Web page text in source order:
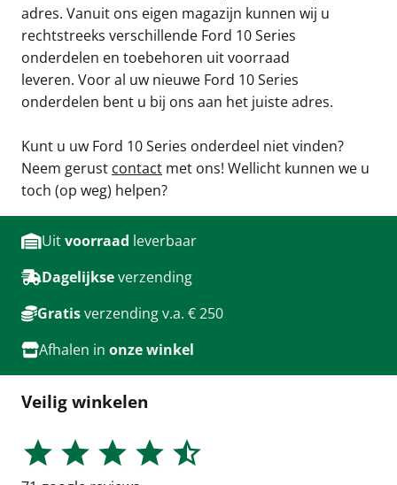
adres. Vanuit ons eigen magazijn kunnen wij u
rechtstreeks verschillende Ford 10 Series
onderdelen en toebehoren uit voorraad
leveren. Voor al uw nieuwe Ford 10 Series
onderdelen bent u bij ons aan het juiste adres.
Kunt u uw Ford 10 Series onderdeel niet vinden?
Neem gerust contact met ons! Wellicht kunnen we u
toch (op weg) helpen?
Uitvoorraad leverbaar
Dagelijkseverzending
Gratisverzending v.a. € 250
Afhalen in onze winkel
Veilig winkelen